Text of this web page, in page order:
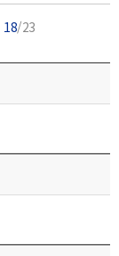
18/23